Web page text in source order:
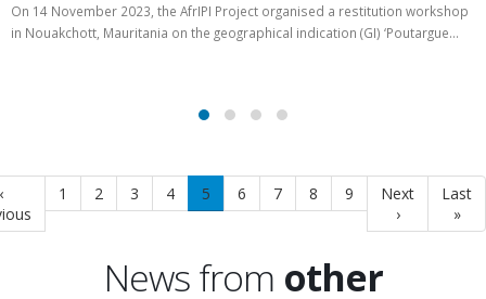
On 14 November 2023, the AfrIPI Project organised a restitution workshop
in Nouakchott, Mauritania on the geographical indication (GI) ‘Poutargue…
Previous
page
‹
Page
1 Page
2 Page
3 Page
4
Current
page
5 Page
6 Page
7 Page
8 Page
9
Next
page
Next
›
Last
page
Last
»
News from other